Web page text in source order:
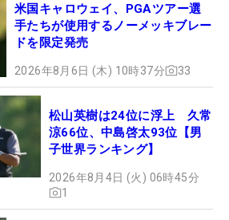
米国キャロウェイ、PGAツアー選
手たちが使用するノーメッキブレー
ドを限定発売
2026年8月6日 (木) 10時37分 33
松山英樹は24位に浮上 久常
涼66位、中島啓太93位【男
子世界ランキング】
2026年8月4日 (火) 06時45分
1